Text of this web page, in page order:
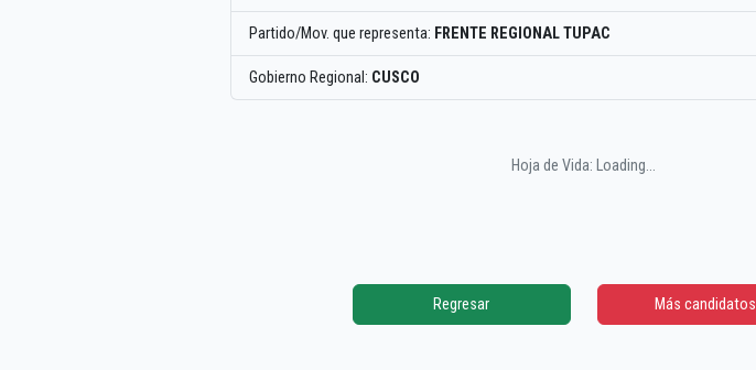
Partido/Mov. que representa: FRENTE REGIONAL TUPAC
Gobierno Regional: CUSCO
Hoja de Vida: Loading...
Regresar Más candidatos